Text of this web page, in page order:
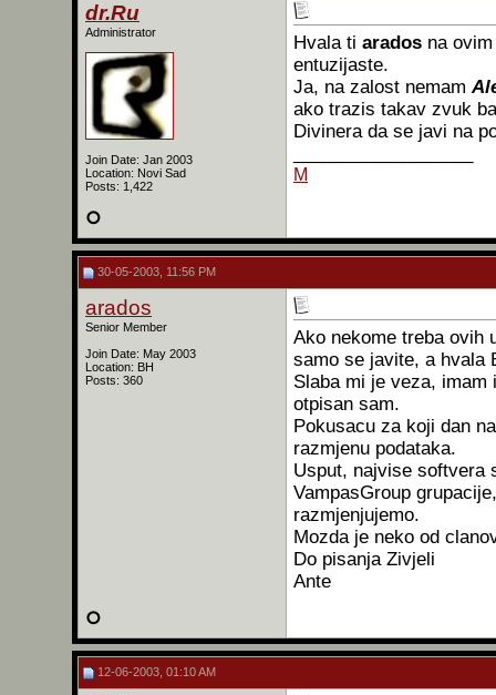
dr.Ru
Administrator
Join Date: Jan 2003
Location: Novi Sad
Posts: 1,422
Hvala ti arados na
entuzijaste.
Ja, na zalost nemam
ako trazis takav zvuk
Divinera da se javi na
M
30-05-2003, 11:56 PM
arados
Senior Member
Join Date: May 2003
Location: BH
Posts: 360
Ako nekome treba ovih
samo se javite, a hvala
Slaba mi je veza, imam
otpisan sam.
Pokusacu za koji dan
razmjenu podataka.
Usput, najvise softvera
VampasGroup
razmjenjujemo.
Mozda je neko od
Do pisanja Zivjeli
Ante
12-06-2003, 01:10 AM